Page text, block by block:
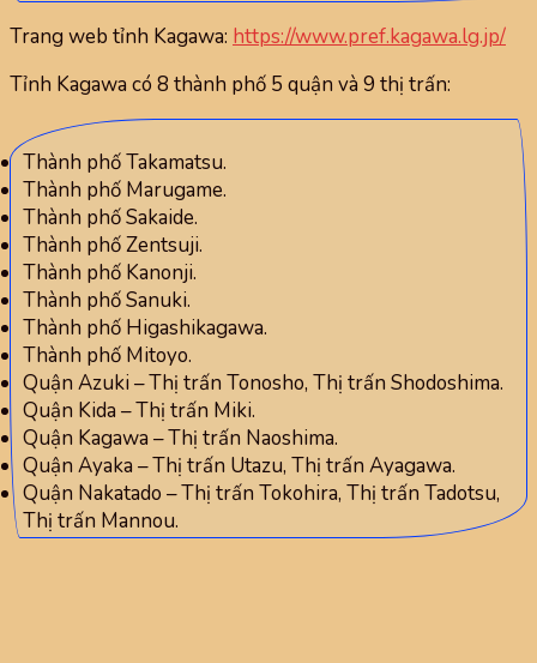
Trang web tỉnh Kagawa: https://www.pref.kagawa.lg.jp/
Tỉnh Kagawa có 8 thành phố 5 quận và 9 thị trấn:
Thành phố Takamatsu.
Thành phố Marugame.
Thành phố Sakaide.
Thành phố Zentsuji.
Thành phố Kanonji.
Thành phố Sanuki.
Thành phố Higashikagawa.
Thành phố Mitoyo.
Quận Azuki – Thị trấn Tonosho, Thị trấn Shodoshima.
Quận Kida – Thị trấn Miki.
Quận Kagawa – Thị trấn Naoshima.
Quận Ayaka – Thị trấn Utazu, Thị trấn Ayagawa.
Quận Nakatado – Thị trấn Tokohira, Thị trấn Tadotsu,
Thị trấn Mannou.